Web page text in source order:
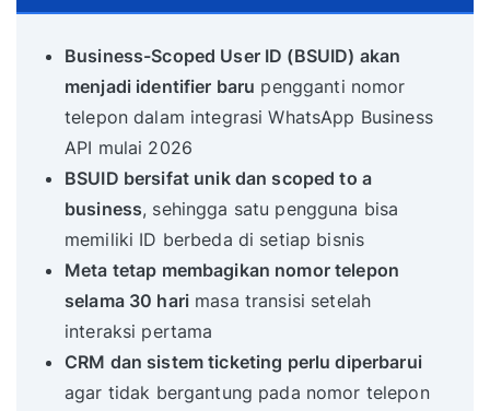
Business-Scoped User ID (BSUID) akan
menjadi identifier baru pengganti nomor
telepon dalam integrasi WhatsApp Business
API mulai 2026
BSUID bersifat unik dan scoped to a
business, sehingga satu pengguna bisa
memiliki ID berbeda di setiap bisnis
Meta tetap membagikan nomor telepon
selama 30 hari masa transisi setelah
interaksi pertama
CRM dan sistem ticketing perlu diperbarui
agar tidak bergantung pada nomor telepon